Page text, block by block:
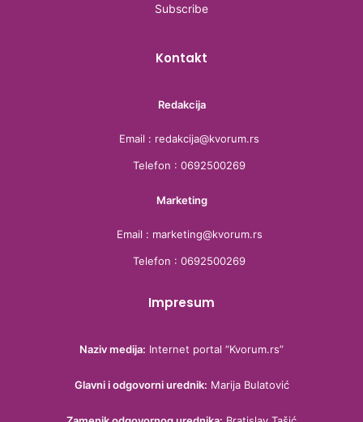
Kontakt
Redakcija
Email : redakcija@kvorum.rs
Telefon : 0692500269
Marketing
Email : marketing@kvorum.rs
Telefon : 0692500269
Impresum
Naziv medija: Internet portal “Kvorum.rs”
Glavni i odgovorni urednik: Marija Bulatović